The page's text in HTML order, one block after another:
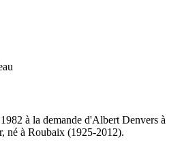
à la demande d'Albert Denvers à
né à Roubaix (1925-2012).